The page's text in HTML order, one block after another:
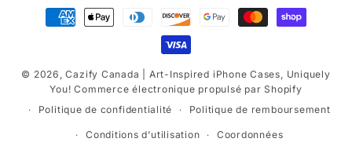
Moyens
de
© 2026,Cazify Canada | Art-Inspired iPhone Cases, Uniquely
You! Commerce électronique propulsé par Shopify
Politique de confidentialité
Politique de remboursement
Conditions d’utilisation Coordonnées